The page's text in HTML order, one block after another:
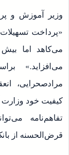
وزیر آموزش و
«پرداخت
می‌کاهد اما
می‌افزاید.»
مرادصحرایی،
کیفیت خود
قرض‌الحسنه از